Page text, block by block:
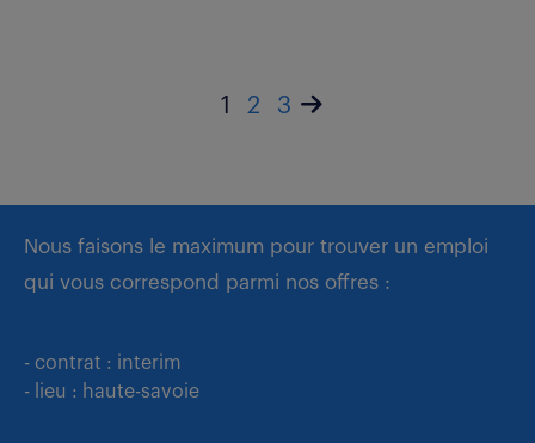
1 2 3
Nous faisons le maximum pour trouver un emploi
qui vous correspond parmi nos offres :
- contrat : interim
- lieu : haute-savoie